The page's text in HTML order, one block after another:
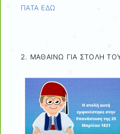
ΠΑΤΑ ΕΔΩ
2. ΜΑΘΑΙΝΩ ΓΙΑ ΣΤΟΛΗ